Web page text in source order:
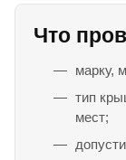
Что
марку,
тип
мест;